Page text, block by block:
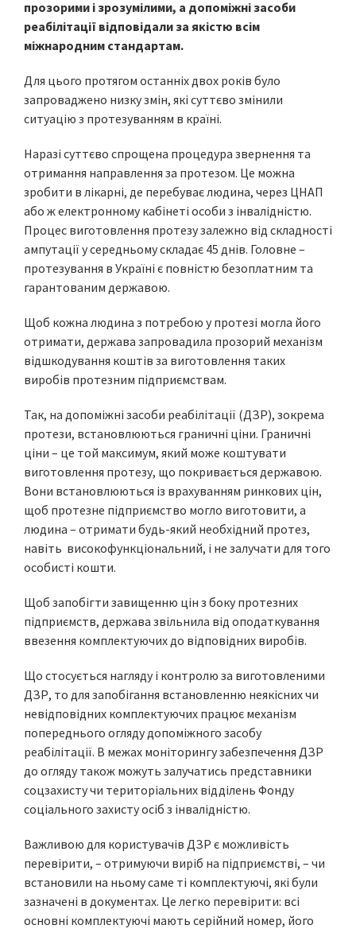
прозорими і зрозумілими, а допоміжні засоби
реабілітації відповідали за якістю всім
міжнародним стандартам.
Для цього протягом останніх двох років було
запроваджено низку змін, які суттєво змінили
ситуацію з протезуванням в країні.
Наразі суттєво спрощена процедура звернення та
отримання направлення за протезом. Це можна
зробити в лікарні, де перебуває людина, через ЦНАП
або ж електронному кабінеті особи з інвалідністю.
Процес виготовлення протезу залежно від складності
ампутації у середньому складає 45 днів. Головне –
протезування в Україні є повністю безоплатним та
гарантованим державою.
Щоб кожна людина з потребою у протезі могла його
отримати, держава запровадила прозорий механізм
відшкодування коштів за виготовлення таких
виробів протезним підприємствам.
Так, на допоміжні засоби реабілітації (ДЗР), зокрема
протези, встановлюються граничні ціни. Граничні
ціни – це той максимум, який може коштувати
виготовлення протезу, що покривається державою.
Вони встановлюються із врахуванням ринкових цін,
щоб протезне підприємство могло виготовити, а
людина – отримати будь-який необхідний протез,
навіть високофункціональний, і не залучати для того
особисті кошти.
Щоб запобігти завищенню цін з боку протезних
підприємств, держава звільнила від оподаткування
ввезення комплектуючих до відповідних виробів.
Що стосується нагляду і контролю за виготовленими
ДЗР, то для запобігання встановленню неякісних чи
невідповідних комплектуючих працює механізм
попереднього огляду допоміжного засобу
реабілітації. В межах моніторингу забезпечення ДЗР
до огляду також можуть залучатись представники
соцзахисту чи територіальних відділень Фонду
соціального захисту осіб з інвалідністю.
Важливою для користувачів ДЗР є можливість
перевірити, – отримуючи виріб на підприємстві, – чи
встановили на ньому саме ті комплектуючі, які були
зазначені в документах. Це легко перевірити: всі
основні комплектуючі мають серійний номер, його